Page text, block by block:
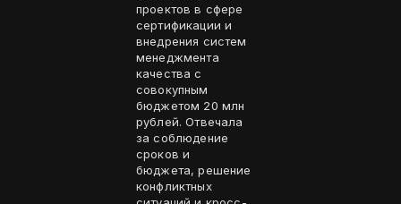
проектов в сфере
сертификации и
внедрения систем
менеджмента
качества с
совокупным
бюджетом 20 млн
рублей. Отвечала
за соблюдение
сроков и
бюджета, решение
конфликтных